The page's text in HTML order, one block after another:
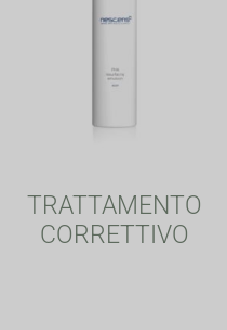
TRATTAMENTO
CORRETTIVO